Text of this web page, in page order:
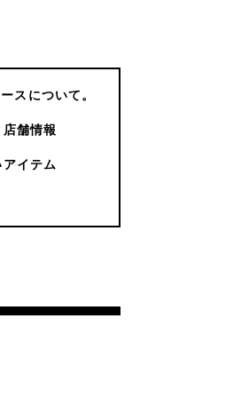
スについて。
店舗情報
イテム